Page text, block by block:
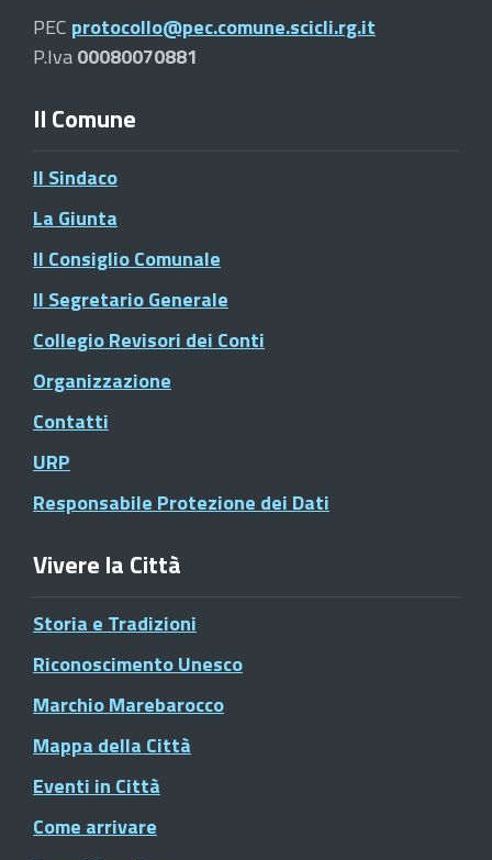
PEC protocollo@pec.comune.scicli.rg.it
P.Iva00080070881
Il Comune
Il Sindaco
La Giunta
Il Consiglio Comunale
Il Segretario Generale
Collegio Revisori dei Conti
Organizzazione
Contatti
URP
Responsabile Protezione dei Dati
Vivere la Città
Storia e Tradizioni
Riconoscimento Unesco
Marchio Marebarocco
Mappa della Città
Eventi in Città
Come arrivare